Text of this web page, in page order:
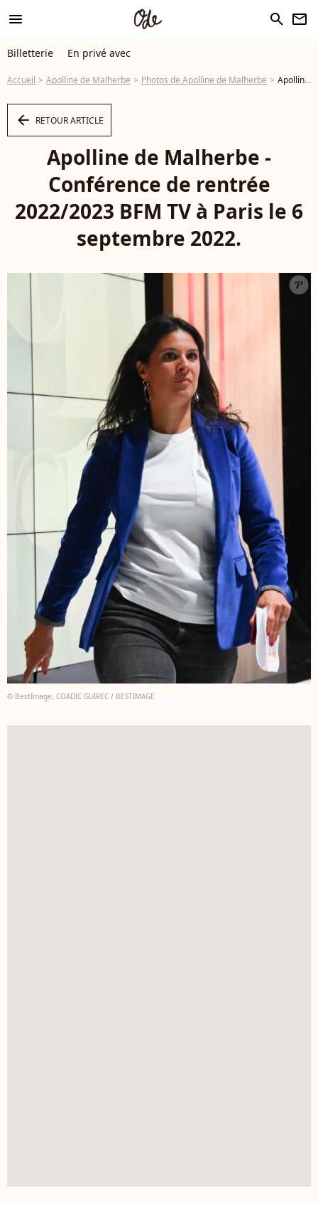
menu search newsletter
Billetterie En privé avec
Accueil Apolline de Malherbe Photos de Apolline de Malherbe Apolline de Malherbe - Conférence de rentrée 2022/2023 BFM TV à Paris le 6 septembre 2022. © Coadic Guirec/Bestimage - Photo
arrow_left RETOUR ARTICLE
Apolline de Malherbe -
Conférence de rentrée
2022/2023 BFM TV à Paris le 6
septembre 2022.
© BestImage, COADIC GUIREC / BESTIMAGE